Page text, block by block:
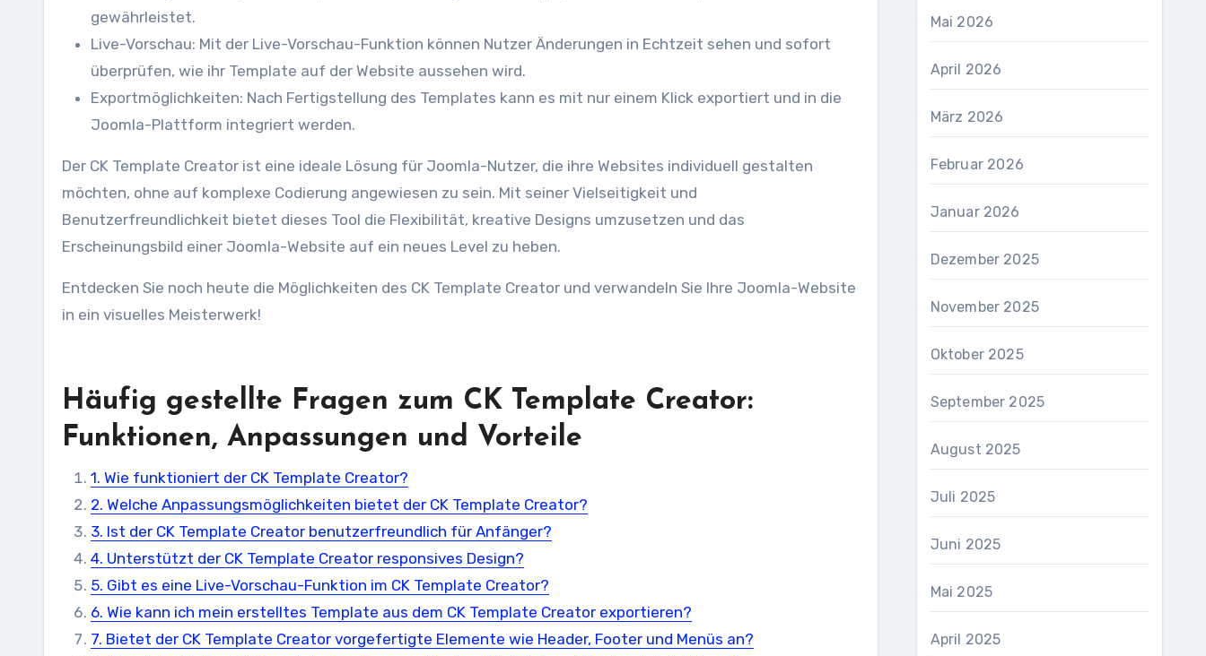
gewährleistet.
Live-Vorschau: Mit der Live-Vorschau-Funktion können Nutzer Änderungen in Echtzeit sehen und sofort
überprüfen, wie ihr Template auf der Website aussehen wird.
Exportmöglichkeiten: Nach Fertigstellung des Templates kann es mit nur einem Klick exportiert und in die
Joomla-Plattform integriert werden.
Der CK Template Creator ist eine ideale Lösung für Joomla-Nutzer, die ihre Websites individuell gestalten
möchten, ohne auf komplexe Codierung angewiesen zu sein. Mit seiner Vielseitigkeit und
Benutzerfreundlichkeit bietet dieses Tool die Flexibilität, kreative Designs umzusetzen und das
Erscheinungsbild einer Joomla-Website auf ein neues Level zu heben.
Entdecken Sie noch heute die Möglichkeiten des CK Template Creator und verwandeln Sie Ihre Joomla-Website
in ein visuelles Meisterwerk!
Häufig gestellte Fragen zum CK Template Creator:
Funktionen, Anpassungen und Vorteile
1. Wie funktioniert der CK Template Creator?
2. Welche Anpassungsmöglichkeiten bietet der CK Template Creator?
3. Ist der CK Template Creator benutzerfreundlich für Anfänger?
4. Unterstützt der CK Template Creator responsives Design?
5. Gibt es eine Live-Vorschau-Funktion im CK Template Creator?
6. Wie kann ich mein erstelltes Template aus dem CK Template Creator exportieren?
7. Bietet der CK Template Creator vorgefertigte Elemente wie Header, Footer und Menüs an?
Mai 2026
April 2026
März 2026
Februar 2026
Januar 2026
Dezember 2025
November 2025
Oktober 2025
September 2025
August 2025
Juli 2025
Juni 2025
Mai 2025
April 2025